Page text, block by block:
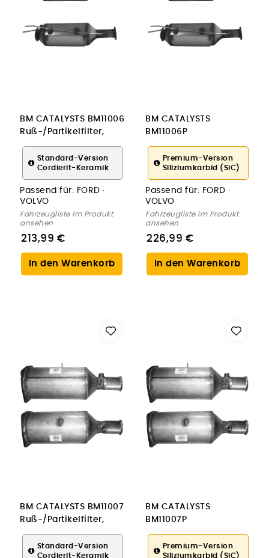
BM CATALYSTS BM11006
Ruß-/Partikelfilter,
Abgasanlage
Standard-Version
Cordierit-Keramik
Passend für: FORD ·
VOLVO
Fahrzeugliste im Produkt
ansehen
213,99 €
In den Warenkorb
BM CATALYSTS
BM11006P
Ruß-/Partikelfilter,
Abgasanlage
Premium-Version
Siliziumkarbid (SiC)
Passend für: FORD ·
VOLVO
Fahrzeugliste im Produkt
ansehen
226,99 €
In den Warenkorb
BM CATALYSTS BM11007
Ruß-/Partikelfilter,
Abgasanlage für
PEUGEOT
Standard-Version
Cordierit-Keramik
BM CATALYSTS
BM11007P
Ruß-/Partikelfilter,
Abgasanlage für
Premium-Version
Siliziumkarbid (SiC)